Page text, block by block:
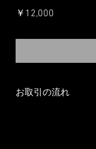
￥12,000
お取引の流れ